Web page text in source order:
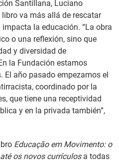
Santillana, Luciano
va más allá de rescatar
la educación. “La obra
o una reflexión, sino que
y diversidad de
la Fundación estamos
El año pasado empezamos el
coordinado por la
que tiene una receptividad
y en la privada también”,
Educação em Movimento: o
os novos currículosa todas